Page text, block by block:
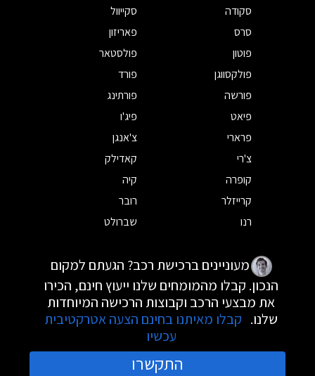
סקודה
סקייוול
סרס
פאריזון
פוטון
פולסטאר
פולקסווגן
פורד
פורשה
פורתינג
פיאט
פיג'ו
פרארי
צ'אנגן
צ'רי
קאדילק
קופרה
קיה
קרייזלר
רובר
רנו
שברולט
מעוניינים ברכישת רכב? הגעתם למקום
הנכון. קבלו מהמומחים שלנו ייעוץ חינם, הכירו
את מבצעי הרכב וקבוצות הרכישה המיוחדות
שלנו. קבלו מאיתנו בחינם הצעה אטרקטיבית
עכשיו
התקשרו